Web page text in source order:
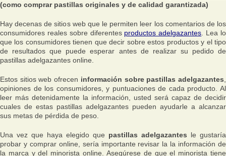
(como comprar pastillas originales y de calidad garantizada)
Hay decenas de sitios web que le permiten leer los comentarios de los
consumidores reales sobre diferentes productos adelgazantes . Lea lo
que los consumidores tienen que decir sobre estos productos y el tipo
de resultados que puede esperar antes de realizar su pedido de
pastillas adelgazantes online.
Estos sitios web ofrecen información sobre pastillas adelgazantes
opiniones de los consumidores, y puntuaciones de cada producto. Al
leer más detenidamente la información, usted será capaz de decidir
cuales de estas pastillas adelgazantes pueden ayudarle a alcanzar
sus metas de pérdida de peso.
Una vez que haya elegido que pastillas adelgazantes le gustaría
probar y comprar online, sería importante revisar la la información de
la marca y del minorista online. Asegúrese de que el minorista tiene